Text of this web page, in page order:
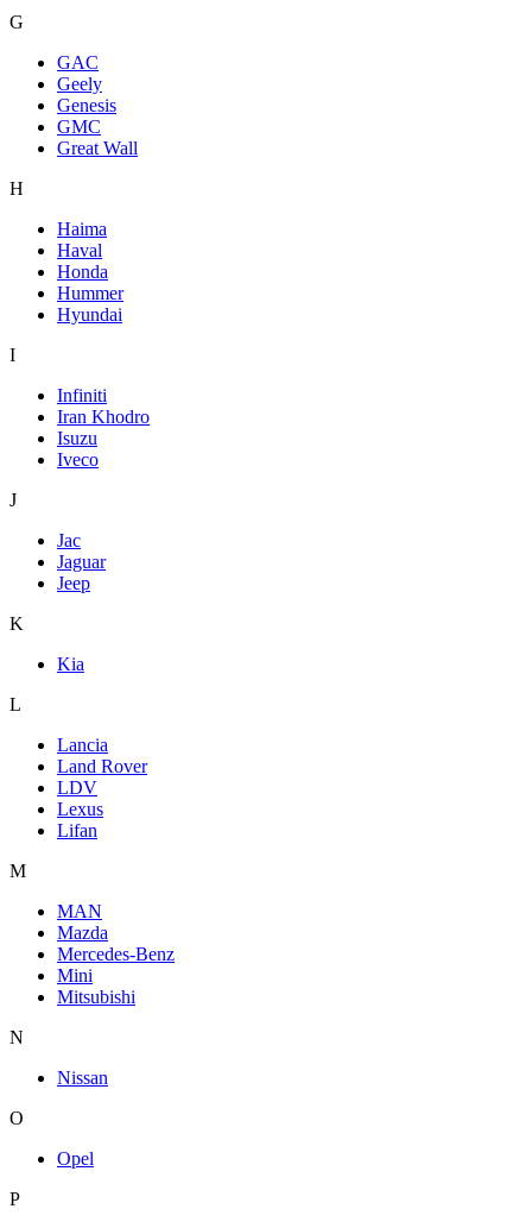
G
GAC
Geely
Genesis
GMC
Great Wall
H
Haima
Haval
Honda
Hummer
Hyundai
I
Infiniti
Iran Khodro
Isuzu
Iveco
J
Jac
Jaguar
Jeep
K
Kia
L
Lancia
Land Rover
LDV
Lexus
Lifan
M
MAN
Mazda
Mercedes-Benz
Mini
Mitsubishi
N
Nissan
O
Opel
P